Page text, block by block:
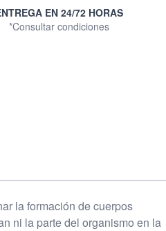
EN 24/72 HORAS
*Consultar condiciones
la formación de cuerpos
ni la parte del organismo en la